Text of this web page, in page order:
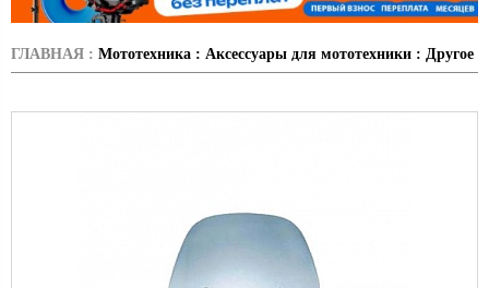
ГЛАВНАЯ : Мототехника : Аксессуары для мототехники : Другое